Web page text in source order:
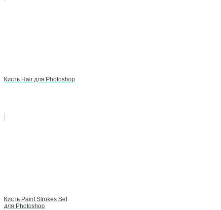
Кисть Hair для Photoshop
Кисть Paint Strokes Set
для Photoshop